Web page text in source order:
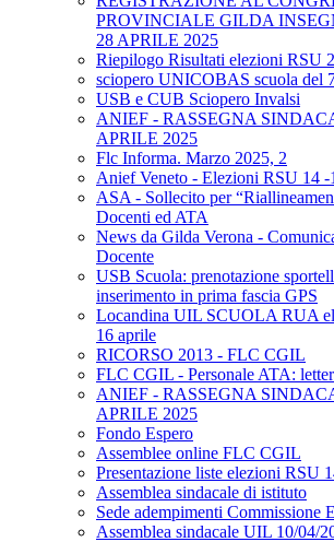
PROVINCIALE GILDA
28 APRILE 2025
Riepilogo Risultati elezioni RSU
sciopero UNICOBAS scuola del
USB e CUB Sciopero Invalsi
ANIEF - RASSEGNA
APRILE 2025
Flc Informa. Marzo 2025, 2
Anief Veneto - Elezioni RSU 14 -
ASA - Sollecito per
Docenti ed ATA
News da Gilda Verona -
Docente
USB Scuola: prenotazione
inserimento in prima fascia GPS
Locandina UIL SCUOLA RUA
16 aprile
RICORSO 2013 - FLC CGIL
FLC CGIL - Personale ATA:
ANIEF - RASSEGNA
APRILE 2025
Fondo Espero
Assemblee online FLC CGIL
Presentazione liste elezioni RSU
Assemblea sindacale di istituto
Sede adempimenti Commissione
Assemblea sindacale UIL 10/04/